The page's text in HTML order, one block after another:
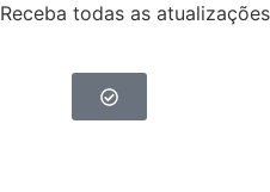
Receba todas as atualizações